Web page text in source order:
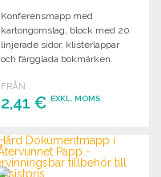
Konferensmapp med
kartongomslag, block med 20
linjerade sidor, klisterlappar
och färgglada bokmärken.
ficka.
FRÅN
2,41 €EXKL. MOMS
BESTÄLL
Begär offert